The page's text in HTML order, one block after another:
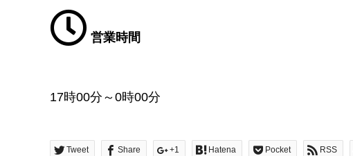
営業時間
17時00分～0時00分
Tweet Share +1 Hatena Pocket RSS